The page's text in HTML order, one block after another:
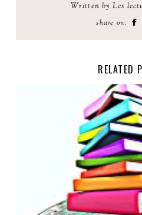
Written by Les
share on:
RELATED